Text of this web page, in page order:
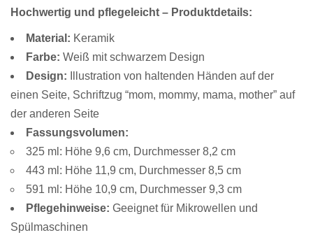
Hochwertig und pflegeleicht – Produktdetails:
Material: Keramik
Farbe: Weiß mit schwarzem Design
Design: Illustration von haltenden Händen auf der
einen Seite, Schriftzug “mom, mommy, mama, mother” auf
der anderen Seite
Fassungsvolumen:
325 ml: Höhe 9,6 cm, Durchmesser 8,2 cm
443 ml: Höhe 11,9 cm, Durchmesser 8,5 cm
591 ml: Höhe 10,9 cm, Durchmesser 9,3 cm
Pflegehinweise: Geeignet für Mikrowellen und
Spülmaschinen